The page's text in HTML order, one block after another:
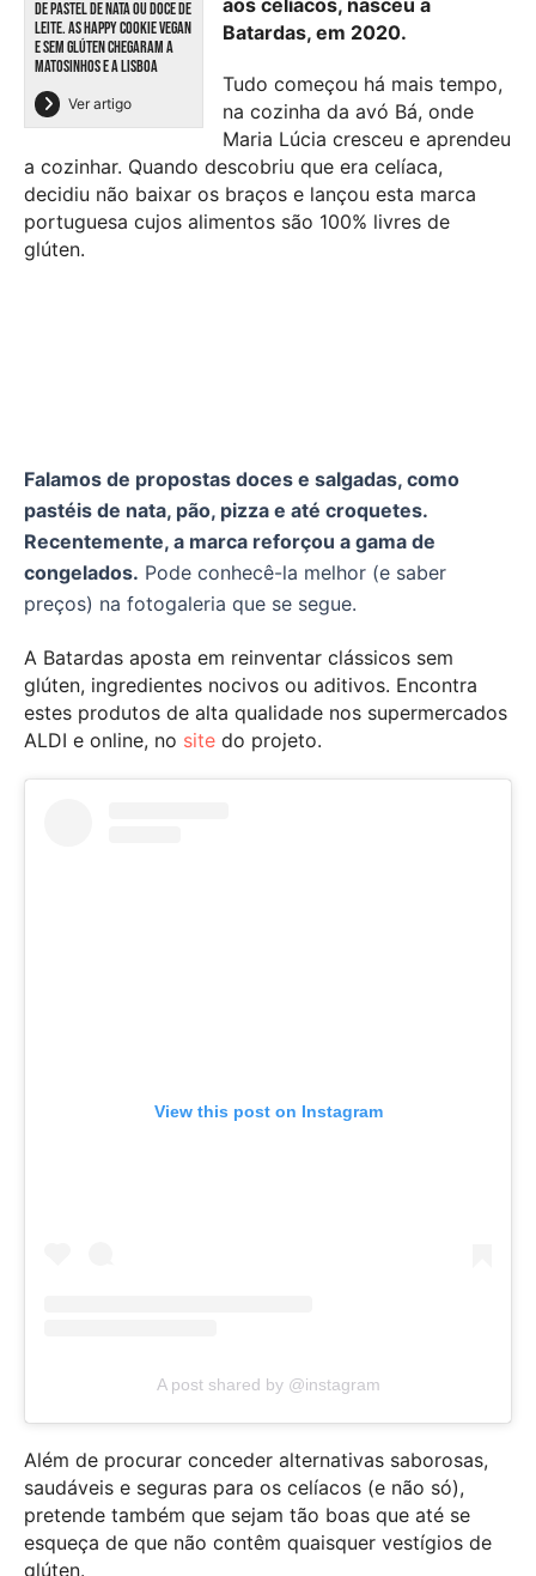
DE PASTEL DE NATA OU DOCE DE
LEITE. AS HAPPY COOKIE VEGAN
E SEM GLÚTEN CHEGARAM A
MATOSINHOS E A LISBOA
Ver artigo
Batardas, em 2020.
Tudo começou há mais tempo,
na cozinha da avó Bá, onde
Maria Lúcia cresceu e aprendeu
a cozinhar. Quando descobriu que era celíaca,
decidiu não baixar os braços e lançou esta marca
portuguesa cujos alimentos são 100% livres de
glúten.
Falamos de propostas doces e salgadas, como
pastéis de nata, pão, pizza e até croquetes.
Recentemente, a marca reforçou a gama de
congelados. Pode conhecê-la melhor (e saber
preços) na fotogaleria que se segue.
A Batardas aposta em reinventar clássicos sem
glúten, ingredientes nocivos ou aditivos. Encontra
estes produtos de alta qualidade nos supermercados
ALDI e online, no site do projeto.
View this post on Instagram
A post shared by @instagram
Além de procurar conceder alternativas saborosas,
saudáveis e seguras para os celíacos (e não só),
pretende também que sejam tão boas que até se
esqueça de que não contêm quaisquer vestígios de
glúten.